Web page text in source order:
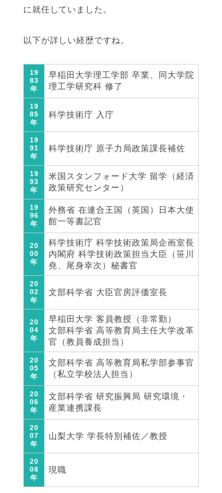
に就任していました。
以下が詳しい経歴ですね。
19
83
年
早稲田大学理工学部 卒業、同大学院
理工学研究科 修了
19
85
年
科学技術庁 入庁
19
91
年
科学技術庁 原子力局政策課長補佐
19
93
年
米国スタンフォード大学 留学（経済
政策研究センター）
19
96
年
外務省 在連合王国（英国）日本大使
館一等書記官
20
00
年
科学技術庁 科学技術政策局企画室長
内閣府 科学技術政策担当大臣（笹川
堯、尾身幸次）秘書官
20
02
年
文部科学省 大臣官房評価室長
20
04
年
早稲田大学 客員教授（非常勤）
文部科学省 高等教育局主任大学改革
官（教員養成担当）
20
05
年
文部科学省 高等教育局私学部参事官
（私立学校法人担当）
20
06
年
文部科学省 研究振興局 研究環境・
産業連携課長
20
07
年
山梨大学 学長特別補佐／教授
20
08
年
現職